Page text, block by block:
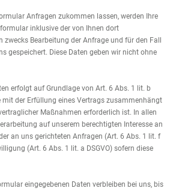
Anfragen zukommen lassen, werden Ihre
inklusive der von Ihnen dort
Bearbeitung der Anfrage und für den Fall
gespeichert. Diese Daten geben wir nicht ohne
erfolgt auf Grundlage von Art. 6 Abs. 1 lit. b
mit der Erfüllung eines Vertrags zusammenhängt
Maßnahmen erforderlich ist. In allen
auf unserem berechtigten Interesse an
an uns gerichteten Anfragen (Art. 6 Abs. 1 lit. f
(Art. 6 Abs. 1 lit. a DSGVO) sofern diese
eingegebenen Daten verbleiben bei uns, bis